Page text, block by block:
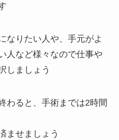
なりたい人や、手元がよ
人など様々なので仕事や
しましょう
わると、手術までは2時間
ませましょう